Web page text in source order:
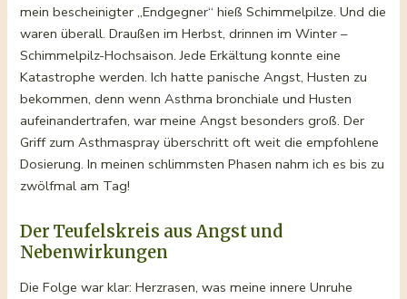
mein bescheinigter „Endgegner“ hieß Schimmelpilze. Und die
waren überall. Draußen im Herbst, drinnen im Winter –
Schimmelpilz-Hochsaison. Jede Erkältung konnte eine
Katastrophe werden. Ich hatte panische Angst, Husten zu
bekommen, denn wenn Asthma bronchiale und Husten
aufeinandertrafen, war meine Angst besonders groß. Der
Griff zum Asthmaspray überschritt oft weit die empfohlene
Dosierung. In meinen schlimmsten Phasen nahm ich es bis zu
zwölfmal am Tag!
Der Teufelskreis aus Angst und
Nebenwirkungen
Die Folge war klar: Herzrasen, was meine innere Unruhe